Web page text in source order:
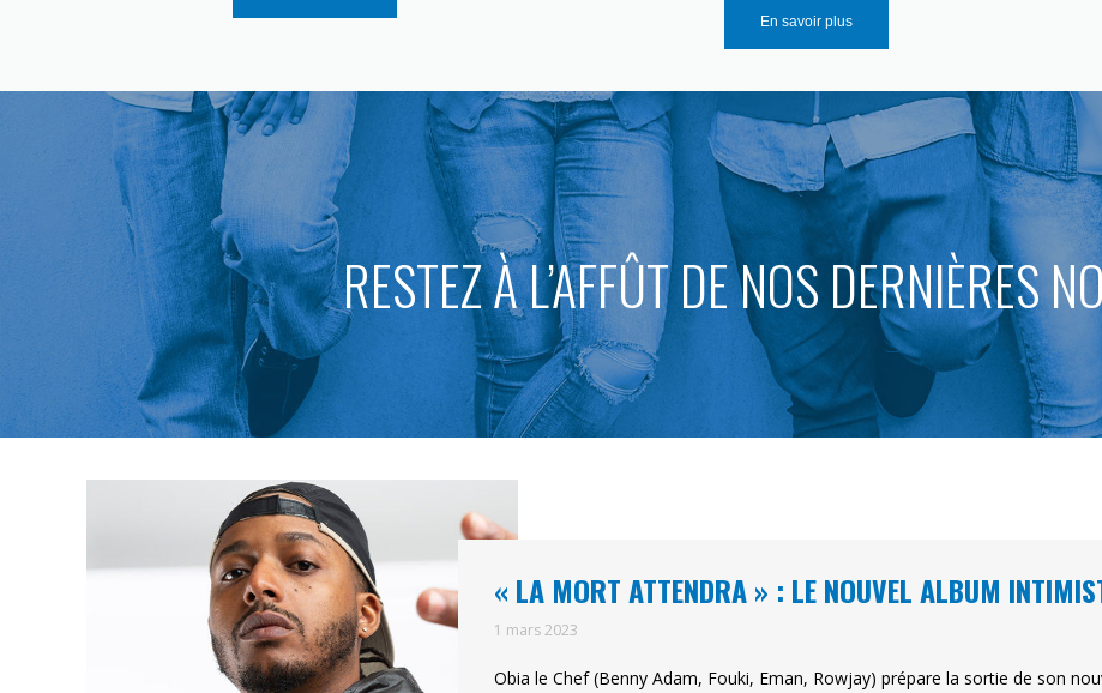
En savoir plus
RESTEZ À L’AFFÛT DE NOS DERNIÈRES
« LA MORT ATTENDRA » : LE NOUVEL ALBUM
1 mars 2023
Obia le Chef (Benny Adam, Fouki, Eman, Rowjay) prépare la sortie de son